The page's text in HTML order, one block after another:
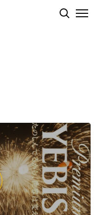
検索する